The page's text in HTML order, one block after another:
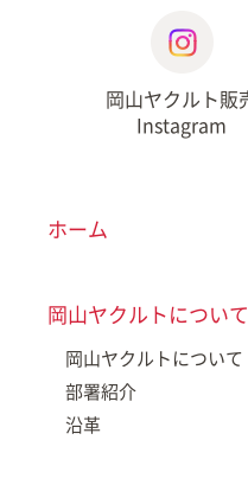
岡山ヤクルト販
Instagram
ホーム
岡山ヤクルトについて
岡山ヤクルトについて
部署紹介
沿革